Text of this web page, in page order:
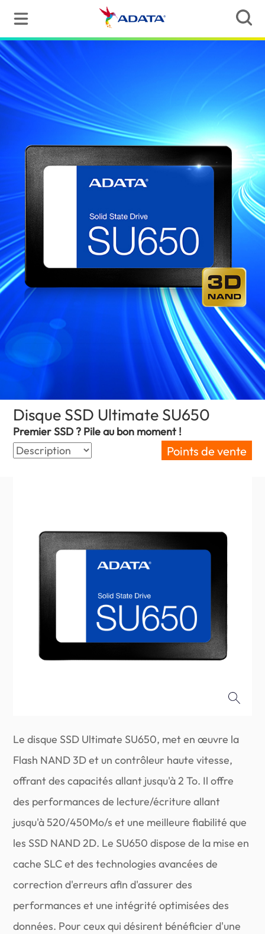
Disque SSD Ultimate SU650
Premier SSD ? Pile au bon moment !
Points de vente
Le disque SSD Ultimate SU650, met en œuvre la
Flash NAND 3D et un contrôleur haute vitesse,
offrant des capacités allant jusqu'à 2 To. Il offre
des performances de lecture/écriture allant
jusqu'à 520/450Mo/s et une meilleure fiabilité que
les SSD NAND 2D. Le SU650 dispose de la mise en
cache SLC et des technologies avancées de
correction d'erreurs afin d'assurer des
performances et une intégrité optimisées des
données. Pour ceux qui désirent bénéficier d'une